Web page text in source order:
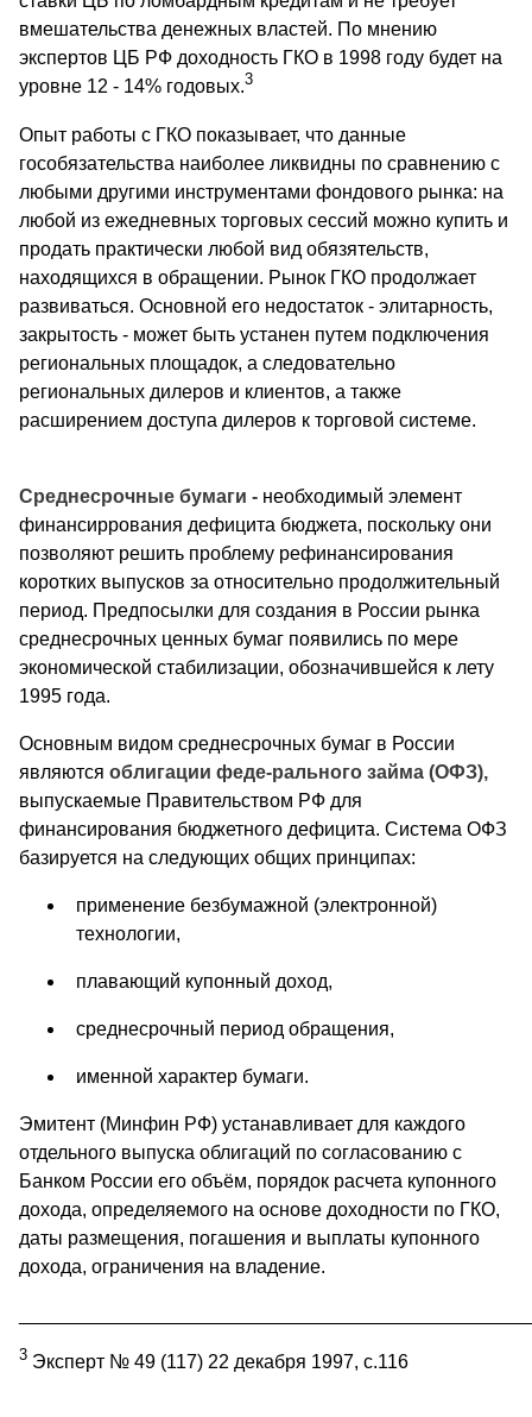
вмешательства денежных властей. По мнению
экспертов ЦБ РФ доходность ГКО в 1998 году будет на
уровне 12 - 14% годовых.3
Опыт работы с ГКО показывает, что данные
гособязательства наиболее ликвидны по сравнению с
любыми другими инструментами фондового рынка: на
любой из ежедневных торговых сессий можно купить и
продать практически любой вид обязятельств,
находящихся в обращении. Рынок ГКО продолжает
развиваться. Основной его недостаток - элитарность,
закрытость - может быть устанен путем подключения
региональных площадок, а следовательно
региональных дилеров и клиентов, а также
расширением доступа дилеров к торговой системе.
Среднесрочные бумаги - необходимый элемент
финансиррования дефицита бюджета, поскольку они
позволяют решить проблему рефинансирования
коротких выпусков за относительно продолжительный
период. Предпосылки для создания в России рынка
среднесрочных ценных бумаг появились по мере
экономической стабилизации, обозначившейся к лету
1995 года.
Основным видом среднесрочных бумаг в России
являются облигации феде-рального займа (ОФЗ),
выпускаемые Правительством РФ для
финансирования бюджетного дефицита. Система ОФЗ
базируется на следующих общих принципах:
применение безбумажной (электронной)
технологии,
плавающий купонный доход,
среднесрочный период обращения,
именной характер бумаги.
Эмитент (Минфин РФ) устанавливает для каждого
отдельного выпуска облигаций по согласованию с
Банком России его объём, порядок расчета купонного
дохода, определяемого на основе доходности по ГКО,
даты размещения, погашения и выплаты купонного
дохода, ограничения на владение.
3 Эксперт № 49 (117) 22 декабря 1997, с.116